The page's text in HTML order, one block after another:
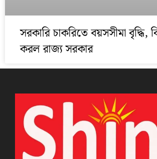
সরকারি চাকরিতে বয়সসীমা বৃদ্ধি,
করল রাজ্য সরকার